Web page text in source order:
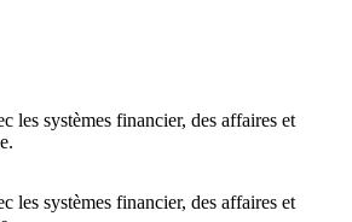
les systèmes financier, des affaires et
les systèmes financier, des affaires et